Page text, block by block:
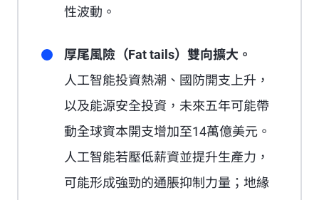
性波動。
厚尾風險（Fat tails）雙向擴大。
人工智能投資熱潮、國防開支上升，
以及能源安全投資，未來五年可能帶
動全球資本開支增加至14萬億美元。
人工智能若壓低薪資並提升生產力，
可能形成強勁的通脹抑制力量；地緣